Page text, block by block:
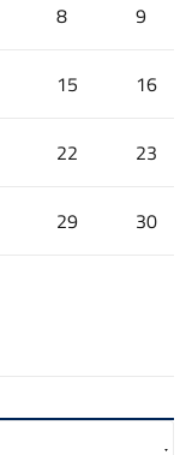
8 9
15 16
22 23
29 30